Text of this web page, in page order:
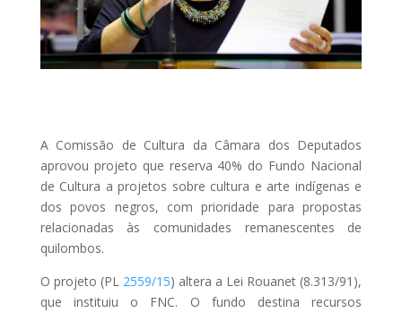
A Comissão de Cultura da Câmara dos Deputados
aprovou projeto que reserva 40% do Fundo Nacional
de Cultura a projetos sobre cultura e arte indígenas e
dos povos negros, com prioridade para propostas
relacionadas às comunidades remanescentes de
quilombos.
O projeto (PL 2559/15) altera a Lei Rouanet (8.313/91),
que instituiu o FNC. O fundo destina recursos